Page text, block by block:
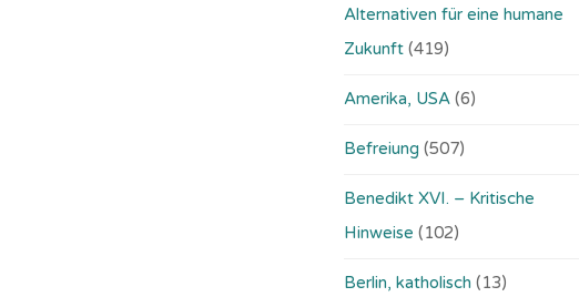
Alternativen für eine humane
Zukunft (419)
Amerika, USA (6)
Befreiung (507)
Benedikt XVI. – Kritische
Hinweise (102)
Berlin, katholisch (13)